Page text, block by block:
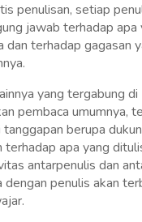
memahami
adalah
Karena berulang,
budaya. Pada
karena diisi
memiliki
keseluruhan, inilah
penulisan, setiap
jawab terhadap apa
dan terhadap gagasan
yang tergabung
pembaca umumnya,
berupa
terhadap apa yang
antarpenulis dan
dengan penulis akan